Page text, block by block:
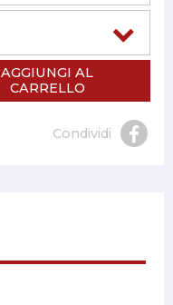
AGGIUNGI AL
CARRELLO
Condividi